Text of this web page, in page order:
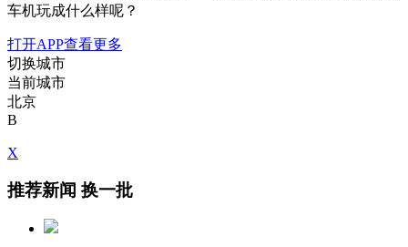
车机玩成什么样呢？
打开APP查看更多
切换城市
当前城市
北京
B
X
推荐新闻 换一批